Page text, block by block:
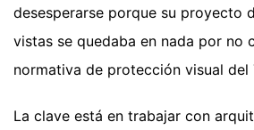
desesperarse porque su proyecto
vistas se quedaba en nada por no
normativa de protección visual del
La clave está en trabajar con